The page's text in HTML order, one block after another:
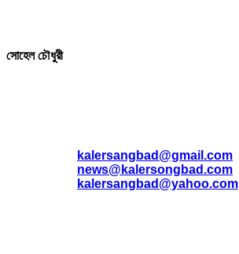
সোহেল চৌধুরী
kalersangbad@gmail.com
news@kalersongbad.com
kalersangbad@yahoo.com